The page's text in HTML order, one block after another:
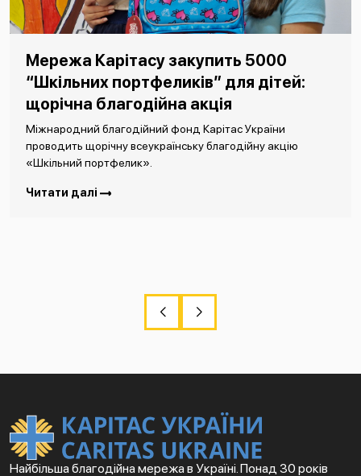
Мережа Карітасу закупить 5000
“Шкільних портфеликів” для дітей:
щорічна благодійна акція
Міжнародний благодійний фонд Карітас України
проводить щорічну всеукраїнську благодійну акцію
«Шкільний портфелик».
Читати далі
Найбільша благодійна мережа в Україні. Понад 30 років